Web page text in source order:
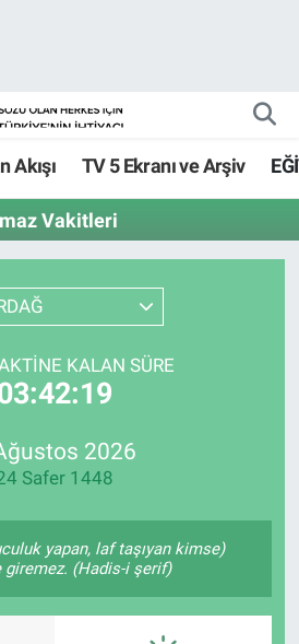
Akışı TV 5 Ekranı ve Arşiv
Vakitleri
KALAN SÜRE
2026
Safer 1448
yapan, laf taşıyan kimse)
giremez. (Hadis-i şerif)